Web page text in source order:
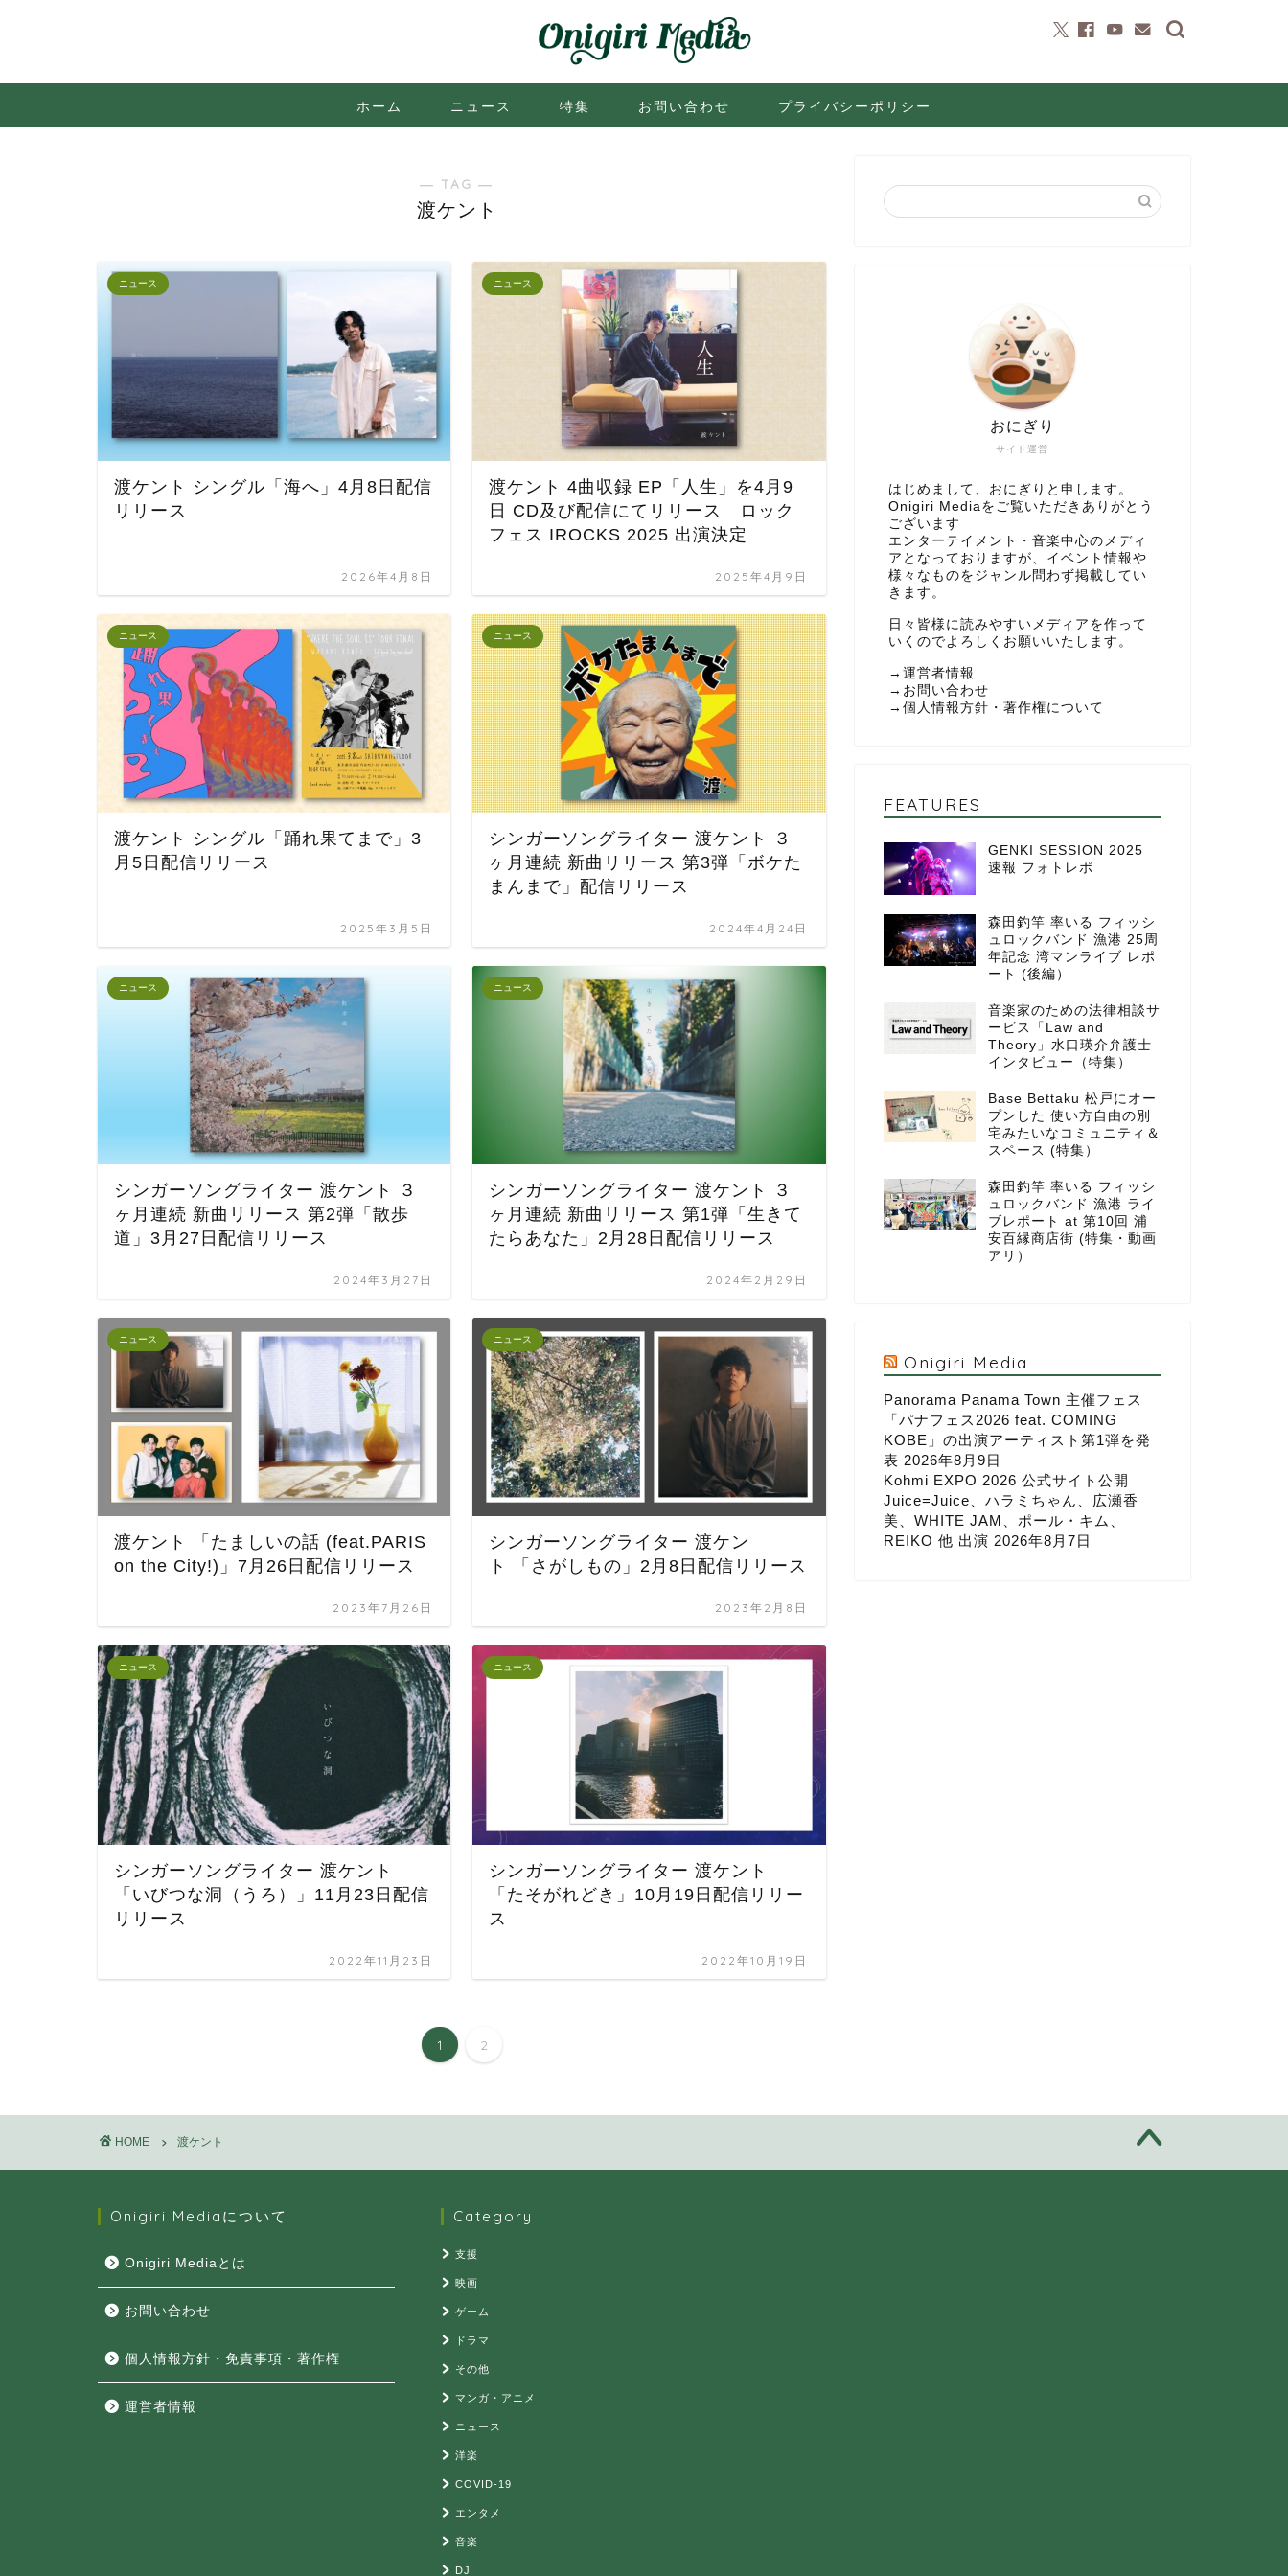
ホーム ニュース 特集 お問い合わせ プライバシーポリシー
― TAG ―
渡ケント
ニュース
渡ケント シングル「海へ」4月8日配信
リリース
2026年4月8日
ニュース
渡ケント 4曲収録 EP「人生」を4月9
日 CD及び配信にてリリース ロック
フェス IROCKS 2025 出演決定
2025年4月9日
ニュース
渡ケント シングル「踊れ果てまで」3
月5日配信リリース
2025年3月5日
ニュース
シンガーソングライター 渡ケント ３
ヶ月連続 新曲リリース 第3弾「ボケた
まんまで」配信リリース
2024年4月24日
ニュース
シンガーソングライター 渡ケント ３
ヶ月連続 新曲リリース 第2弾「散歩
道」3月27日配信リリース
2024年3月27日
ニュース
シンガーソングライター 渡ケント ３
ヶ月連続 新曲リリース 第1弾「生きて
たらあなた」2月28日配信リリース
2024年2月29日
ニュース
渡ケント 「たましいの話 (feat.PARIS
on the City!)」7月26日配信リリース
2023年7月26日
ニュース
シンガーソングライター 渡ケン
ト 「さがしもの」2月8日配信リリース
2023年2月8日
ニュース
シンガーソングライター 渡ケント
「いびつな洞（うろ）」11月23日配信
リリース
2022年11月23日
ニュース
シンガーソングライター 渡ケント
「たそがれどき」10月19日配信リリー
ス
2022年10月19日
1 2
サイト運営
おにぎり
はじめまして、おにぎりと申します。
Onigiri Mediaをご覧いただきありがとう
ございます
エンターテイメント・音楽中心のメディ
アとなっておりますが、イベント情報や
様々なものをジャンル問わず掲載してい
きます。
日々皆様に読みやすいメディアを作って
いくのでよろしくお願いいたします。
→ 運営者情報
→ お問い合わせ
→ 個人情報方針・著作権について
FEATURES
GENKI SESSION 2025
速報 フォトレポ
森田釣竿 率いる フィッシ
ュロックバンド 漁港 25周
年記念 湾マンライブ レポ
ート (後編）
音楽家のための法律相談サ
ービス「Law and
Theory」水口瑛介弁護士
インタビュー（特集）
Base Bettaku 松戸にオー
プンした 使い方自由の別
宅みたいなコミュニティ＆
スペース (特集）
森田釣竿 率いる フィッシ
ュロックバンド 漁港 ライ
ブレポート at 第10回 浦
安百縁商店街 (特集・動画
アリ）
Onigiri Media
Panorama Panama Town 主催フェス
「パナフェス2026 feat. COMING
KOBE」の出演アーティスト第1弾を発
表 2026年8月9日
Kohmi EXPO 2026 公式サイト公開
Juice=Juice、ハラミちゃん、広瀬香
美、WHITE JAM、ポール・キム、
REIKO 他 出演 2026年8月7日
HOME 渡ケント
Onigiri Mediaについて
Onigiri Mediaとは
お問い合わせ
個人情報方針・免責事項・著作権
運営者情報
Category
支援
映画
ゲーム
ドラマ
その他
マンガ・アニメ
ニュース
洋楽
COVID-19
エンタメ
音楽
DJ